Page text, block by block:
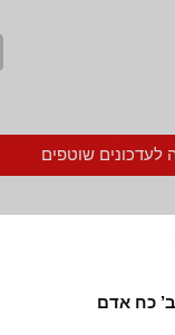
שוטפים
כח אדם